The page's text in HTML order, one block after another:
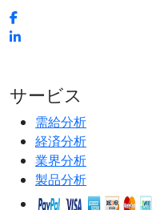
サービス
需給分析
経済分析
業界分析
製品分析